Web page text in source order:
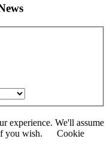
experience. We'll assume
you wish.
Cookie